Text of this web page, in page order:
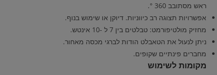
ראש מסתובב 360 °.
אפשרויות תצוגה רב כיווניות. דיוקן או שימוש בנוף.
מחזיק מולטיפורמט: טבלטים בין 7 ל -10 אינטש.
ניתן לנעול את הטאבלט הודות לברגי מכסה מאחור.
מחברים פינתיים שקופים.
מקומות לשימוש